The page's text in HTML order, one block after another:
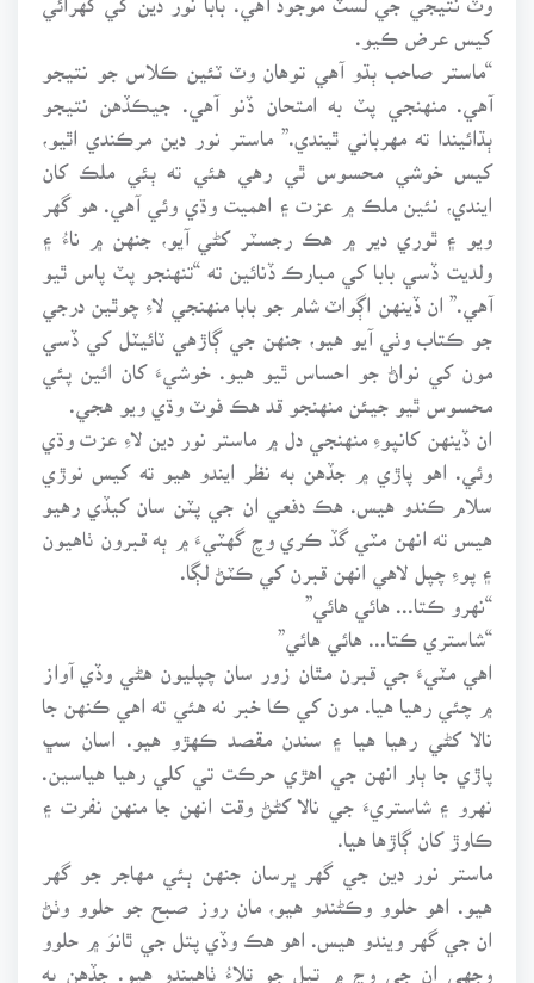
کيس عرض ڪيو.
“ماستر صاحب ٻڌو آهي توهان وٽ ٽئين ڪلاس جو نتيجو
آهي. منهنجي پٽ به امتحان ڏنو آهي. جيڪڏهن نتيجو
ٻڌائيندا ته مهرباني ٿيندي.” ماستر نور دين مرڪندي اٿيو،
کيس خوشي محسوس ٿي رهي هئي ته ٻئي ملڪ کان
ايندي، نئين ملڪ ۾ عزت ۽ اهميت وڌي وئي آهي. هو گهر
ويو ۽ ٿوري دير ۾ هڪ رجسٽر کڻي آيو، جنهن ۾ ناءُ ۽
ولديت ڏسي بابا کي مبارڪ ڏنائين ته “تنهنجو پٽ پاس ٿيو
آهي.” ان ڏينهن اڳواٽ شام جو بابا منهنجي لاءِ چوٿين درجي
جو ڪتاب وٺي آيو هيو، جنهن جي ڳاڙهي ٽائيٽل کي ڏسي
مون کي نواڻ جو احساس ٿيو هيو. خوشيءَ کان ائين پئي
ان ڏينهن کانپوءِ منهنجي دل ۾ ماستر نور دين لاءِ عزت وڌي
وئي. اهو پاڙي ۾ جڏهن به نظر ايندو هيو ته کيس نوڙي
سلام ڪندو هيس. هڪ دفعي ان جي پٽن سان کيڏي رهيو
هيس ته انهن مٽي گڏ ڪري وچ گهٽيءَ ۾ ٻه قبرون ٺاهيون
۽ پوءِ چپل لاهي انهن قبرن کي ڪٽڻ لڳا.
“نهرو ڪتا... هائي هائي”
“شاستري ڪتا... هائي هائي”
اهي مٽيءَ جي قبرن مٿان زور سان چپليون هڻي وڏي آواز
۾ چئي رهيا هيا. مون کي ڪا خبر نه هئي ته اهي ڪنهن جا
نالا کڻي رهيا هيا ۽ سندن مقصد ڪهڙو هيو. اسان سڀ
پاڙي جا ٻار انهن جي اهڙي حرڪت تي کلي رهيا هياسين.
نهرو ۽ شاستريءَ جي نالا کڻڻ وقت انهن جا منهن نفرت ۽
ڪاوڙ کان ڳاڙها هيا.
ماستر نور دين جي گهر ڀرسان جنهن ٻئي مهاجر جو گهر
هيو. اهو حلوو وڪڻندو هيو، مان روز صبح جو حلوو وٺڻ
ان جي گهر ويندو هيس. اهو هڪ وڏي پتل جي ٿانوَ ۾ حلوو
وجهي ان جي وچ ۾ تيل جو تلاءُ ٺاهيندو هيو. جڏهن به